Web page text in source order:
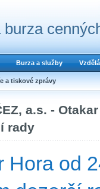
burza
Burza a služby
a tiskové zprávy
a.s. -
rady
Hora od